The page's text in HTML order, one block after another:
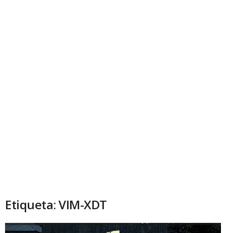
Etiqueta: VIM-XDT